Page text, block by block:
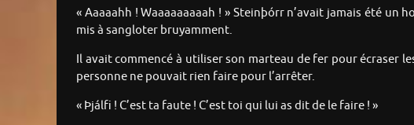
« Aaaaahh ! Waaaaaaaaah ! » Steinþórr n’avait jamais été
mis à sangloter bruyamment.
Il avait commencé à utiliser son marteau de fer pour écraser
personne ne pouvait rien faire pour l’arrêter.
« Þjálfi ! C’est ta faute ! C’est toi qui lui as dit de le faire ! »